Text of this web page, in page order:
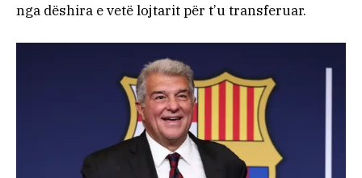
nga dëshira e vetë lojtarit për t’u transferuar.